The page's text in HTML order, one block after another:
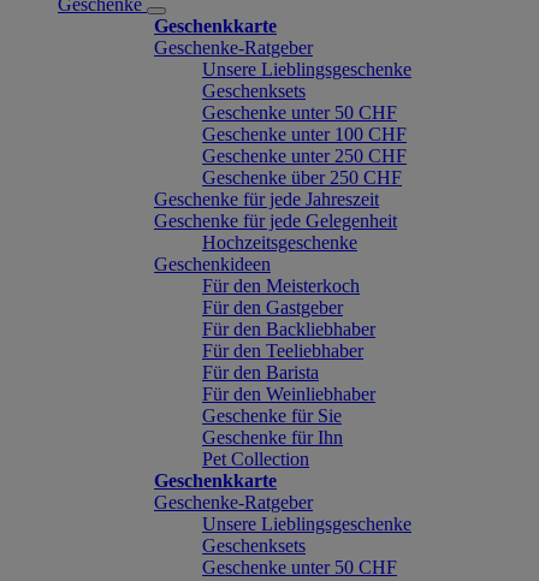
Geschenke
Geschenkkarte
Geschenke-Ratgeber
Unsere Lieblingsgeschenke
Geschenksets
Geschenke unter 50 CHF
Geschenke unter 100 CHF
Geschenke unter 250 CHF
Geschenke über 250 CHF
Geschenke für jede Jahreszeit
Geschenke für jede Gelegenheit
Hochzeitsgeschenke
Geschenkideen
Für den Meisterkoch
Für den Gastgeber
Für den Backliebhaber
Für den Teeliebhaber
Für den Barista
Für den Weinliebhaber
Geschenke für Sie
Geschenke für Ihn
Pet Collection
Geschenkkarte
Geschenke-Ratgeber
Unsere Lieblingsgeschenke
Geschenksets
Geschenke unter 50 CHF